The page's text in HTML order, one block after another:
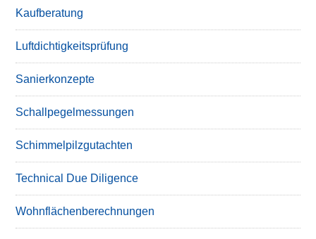
Kaufberatung
Luftdichtigkeitsprüfung
Sanierkonzepte
Schallpegelmessungen
Schimmelpilzgutachten
Technical Due Diligence
Wohnflächenberechnungen